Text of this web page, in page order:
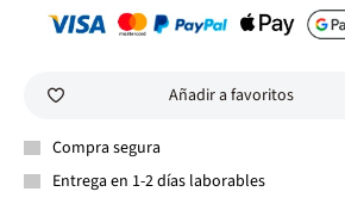
Añadir a favoritos
Compra segura
Entrega en 1-2 días laborables